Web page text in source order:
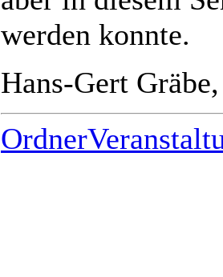
werden konnte.
Hans-Gert